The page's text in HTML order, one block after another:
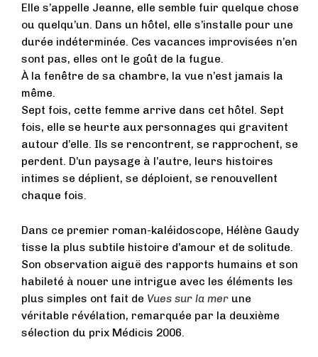
Elle s’appelle Jeanne, elle semble fuir quelque chose
ou quelqu’un. Dans un hôtel, elle s’installe pour une
durée indéterminée. Ces vacances improvisées n’en
sont pas, elles ont le goût de la fugue.
À la fenêtre de sa chambre, la vue n’est jamais la
même.
Sept fois, cette femme arrive dans cet hôtel. Sept
fois, elle se heurte aux personnages qui gravitent
autour d’elle. Ils se rencontrent, se rapprochent, se
perdent. D’un paysage à l’autre, leurs histoires
intimes se déplient, se déploient, se renouvellent
chaque fois.
Dans ce premier roman-kaléidoscope, Hélène Gaudy
tisse la plus subtile histoire d’amour et de solitude.
Son observation aiguë des rapports humains et son
habileté à nouer une intrigue avec les éléments les
plus simples ont fait de Vues sur la mer une
véritable révélation, remarquée par la deuxième
sélection du prix Médicis 2006.